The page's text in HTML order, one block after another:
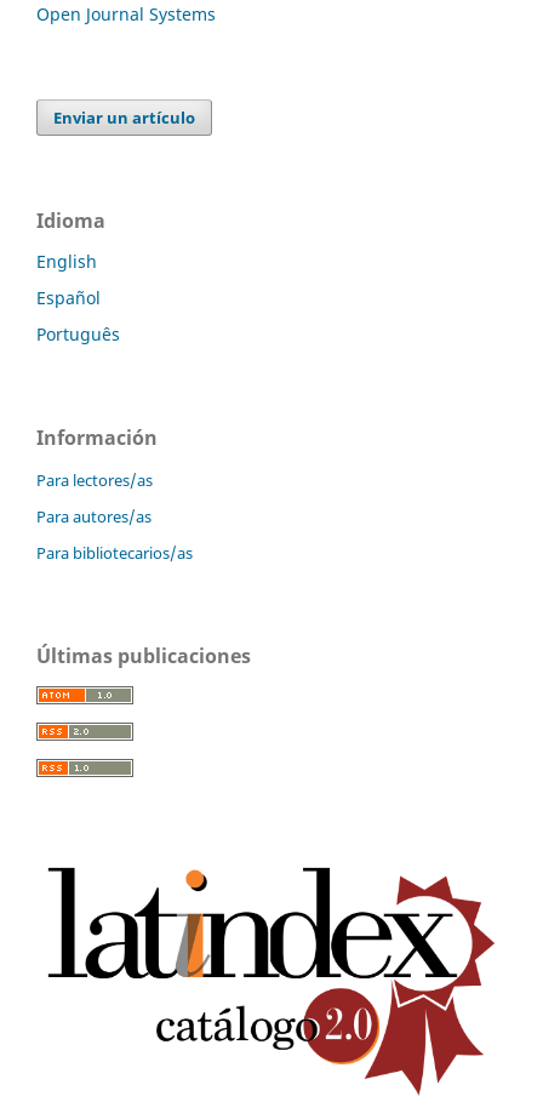
Open Journal Systems
Enviar un artículo
Idioma
English
Español
Português
Información
Para lectores/as
Para autores/as
Para bibliotecarios/as
Últimas publicaciones